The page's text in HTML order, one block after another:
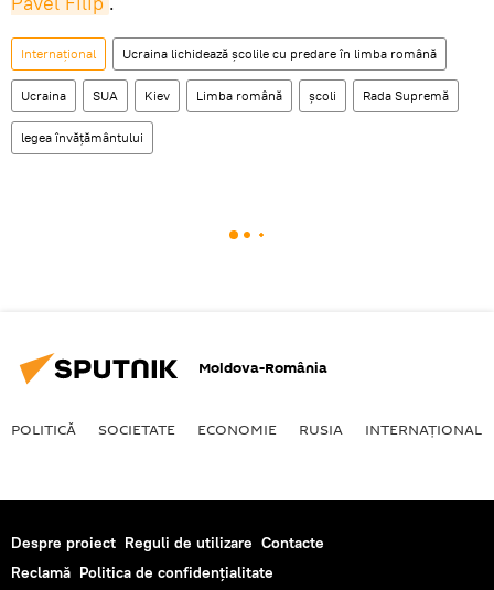
Internaţional Ucraina lichidează școlile cu predare în limba română
Ucraina SUA Kiev Limba română școli Rada Supremă
legea învățământului
Moldova-România
POLITICĂ SOCIETATE ECONOMIE RUSIA INTERNAŢIONAL
Despre proiect Reguli de utilizare Contacte
Reclamă Politica de confidențialitate